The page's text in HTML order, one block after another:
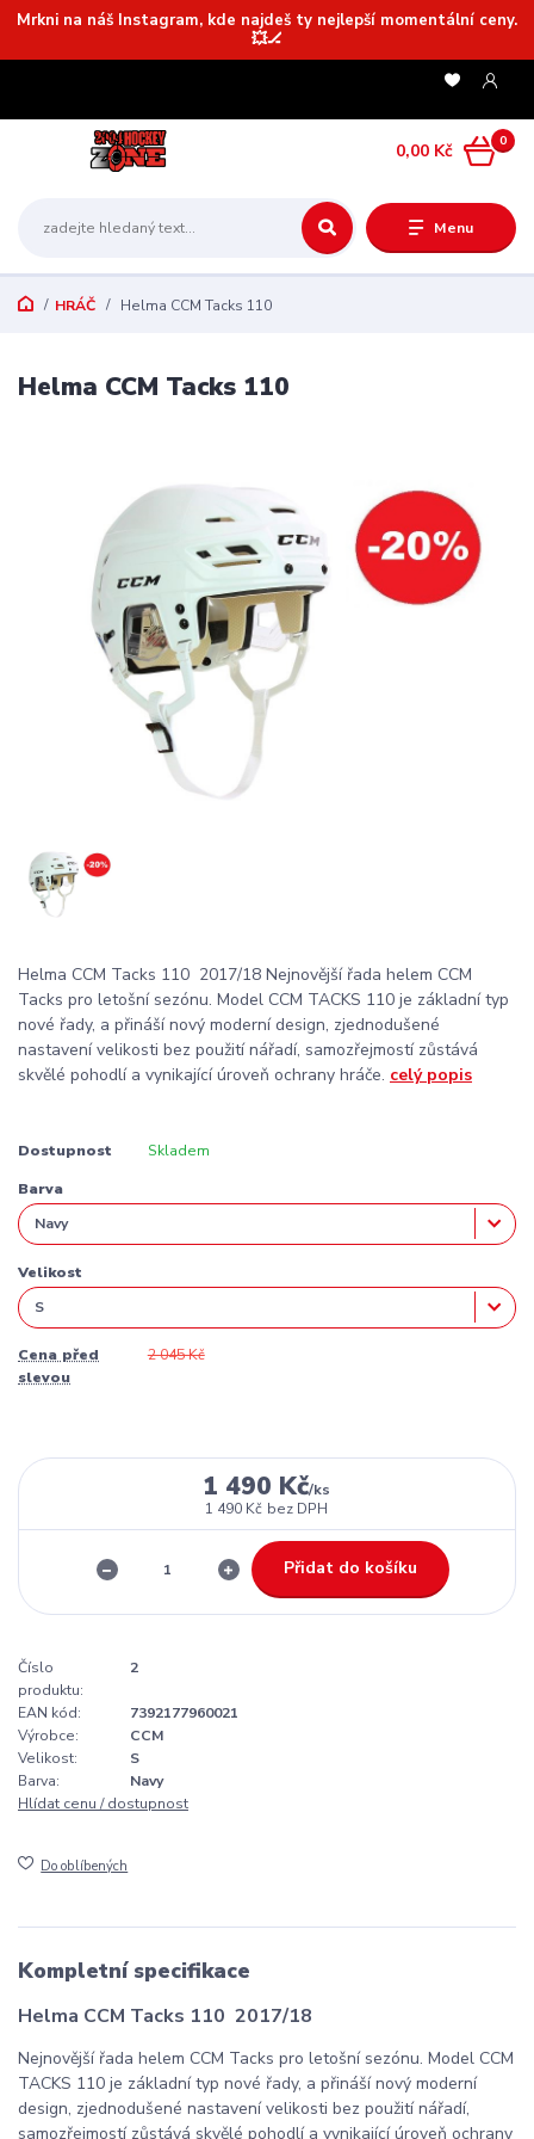
Mrkni na náš Instagram, kde najdeš ty nejlepší momentální ceny.
💥🏒
Menu
0
0,00 Kč
HRÁČ Helma CCM Tacks 110
Helma CCM Tacks 110
Helma CCM Tacks 110 2017/18 Nejnovější řada helem CCM
Tacks pro letošní sezónu. Model CCM TACKS 110 je základní typ
nové řady, a přináší nový moderní design, zjednodušené
nastavení velikosti bez použití nářadí, samozřejmostí zůstává
skvělé pohodlí a vynikající úroveň ochrany hráče. celý popis
Dostupnost Skladem
Barva
Velikost
Cena před
slevou
2 045 Kč
1 490 Kč/ks
1 490 Kč bez DPH
Přidat do košíku
Číslo
produktu:
2
EAN kód:
7392177960021
Výrobce:
CCM
Velikost:
S
Barva:
Navy
Hlídat cenu / dostupnost
Do oblíbených
Kompletní specifikace
Helma CCM Tacks 110 2017/18
Nejnovější řada helem CCM Tacks pro letošní sezónu. Model CCM
TACKS 110 je základní typ nové řady, a přináší nový moderní
design, zjednodušené nastavení velikosti bez použití nářadí,
samozřejmostí zůstává skvělé pohodlí a vynikající úroveň ochrany